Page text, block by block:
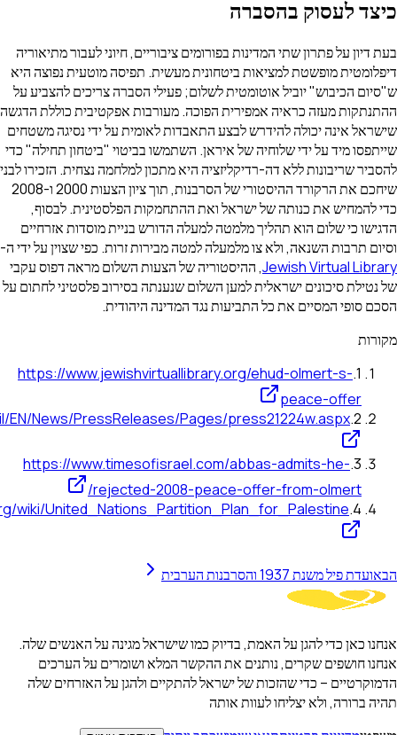
ציבוריים, חיוני לעבור מתיאוריה
מעשית. תפיסה מוטעית נפוצה היא
לשלום; פעילי הסברה צריכים להצביע על
הפוכה. מעורבות אפקטיבית כוללת הדגשה
התאבדות לאומית על ידי נסיגה משטחים
השתמשו בביטוי "ביטחון תחילה" כדי
היא מתכון למלחמה נצחית. הזכירו לבני
שיחכם את הרקורד ההיסטורי של הסרבנות, תוך ציון הצעות 2000 ו-2008
ואת ההתחמקות הפלסטינית. לבסוף,
למעלה הדורש בניית מוסדות אזרחיים
למטה מבירות זרות. כפי שצוין על ידי ה-
של הצעות השלום מראה דפוס עקבי
השלום שנענתה בסירוב פלסטיני לחתום על
נגד המדינה היהודית.
https://
https://main.knesset.gov.il/EN/News/PressReleases/
https://
rejected-2008-
https://en.wikipedia.org/wiki/
כמו שישראל מגינה על האנשים שלה.
ההקשר המלא ושומרים על הערכים
להתקיים ולהגן על האזרחים שלה